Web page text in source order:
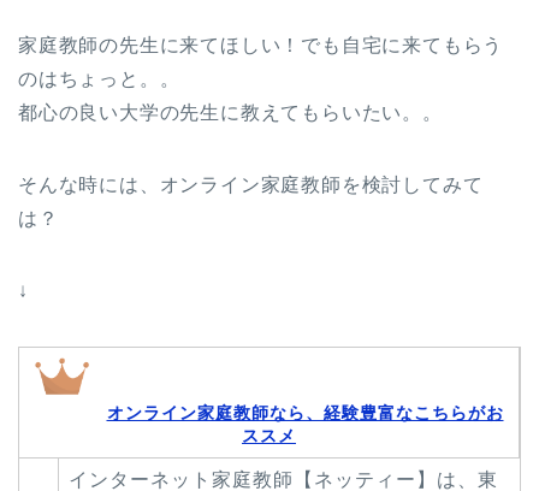
家庭教師の先生に来てほしい！でも自宅に来てもらう
のはちょっと。。
都心の良い大学の先生に教えてもらいたい。。
そんな時には、オンライン家庭教師を検討してみて
は？
↓
オンライン家庭教師なら、経験豊富なこちらがお
ススメ
インターネット家庭教師【ネッティー】は、東